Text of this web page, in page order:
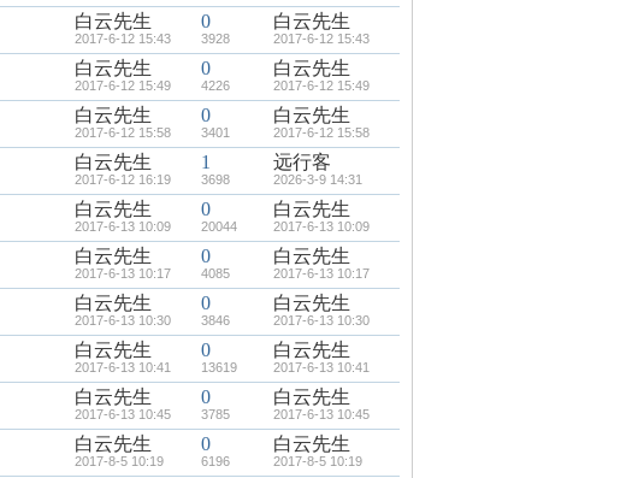
白云先生
2017-6-12 15:43
0
3928
白云先生
2017-6-12 15:43
白云先生
2017-6-12 15:49
0
4226
白云先生
2017-6-12 15:49
白云先生
2017-6-12 15:58
0
3401
白云先生
2017-6-12 15:58
白云先生
2017-6-12 16:19
1
3698
远行客
2026-3-9 14:31
白云先生
2017-6-13 10:09
0
20044
白云先生
2017-6-13 10:09
白云先生
2017-6-13 10:17
0
4085
白云先生
2017-6-13 10:17
白云先生
2017-6-13 10:30
0
3846
白云先生
2017-6-13 10:30
白云先生
2017-6-13 10:41
0
13619
白云先生
2017-6-13 10:41
白云先生
2017-6-13 10:45
0
3785
白云先生
2017-6-13 10:45
白云先生
2017-8-5 10:19
0
6196
白云先生
2017-8-5 10:19